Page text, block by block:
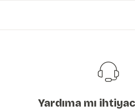
Bu ürüne benzer farklı alternatifler olmalı.
Yardıma mı